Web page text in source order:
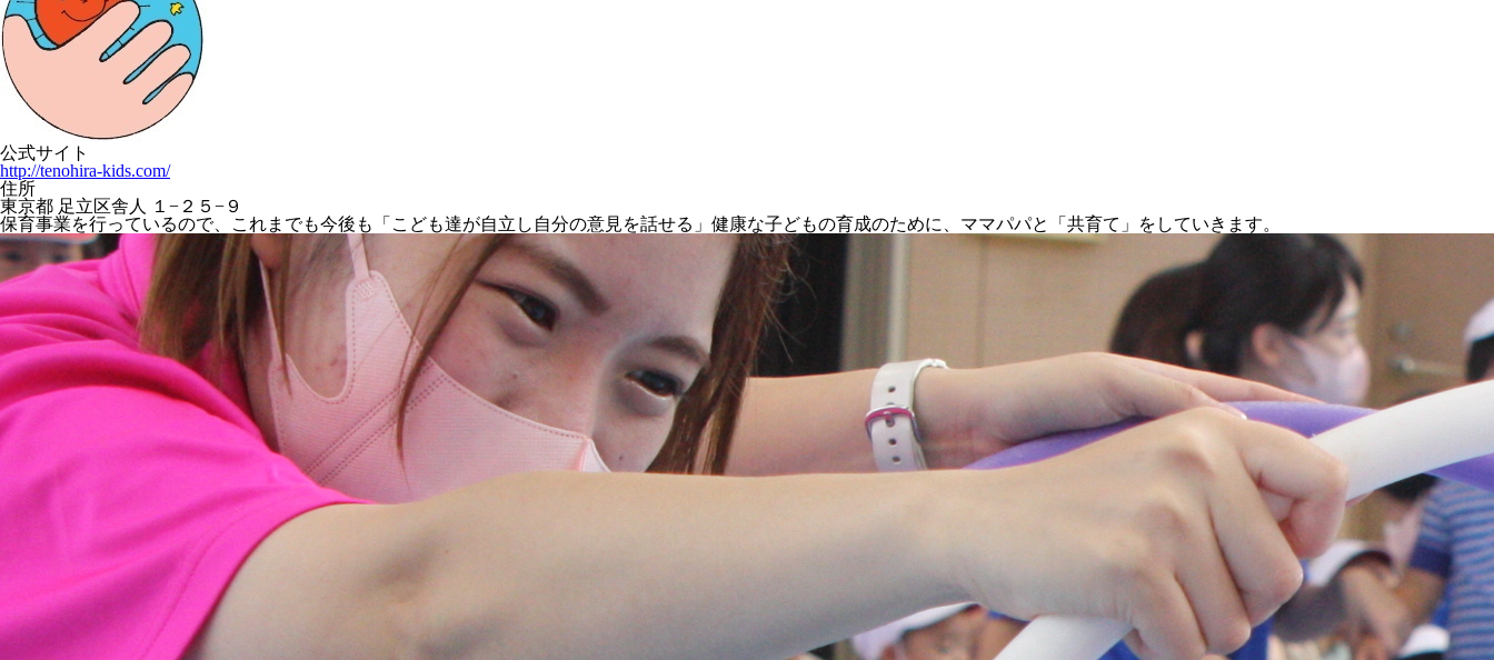
公式サイト
http://tenohira-kids.com/
住所
東京都 足立区舎人 １−２５−９
保育事業を行っているので、これまでも今後も「こども達が自立し自分の意見を話せる」健康な子どもの育成のために、ママパパと「共育て」をしていきます。